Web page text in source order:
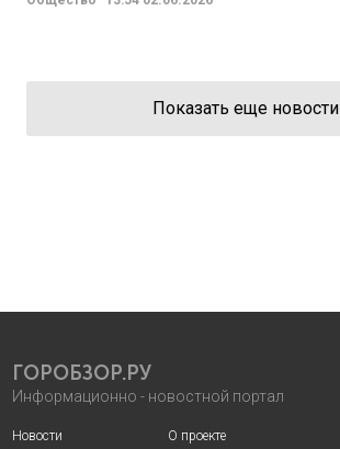
Показать еще новости
ГОРОБЗОР.РУ
Информационно - новостной портал
Новости О проекте